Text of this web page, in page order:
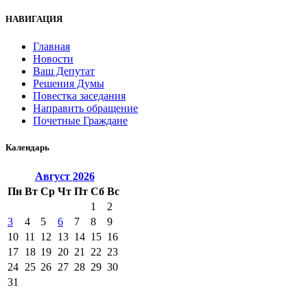
НАВИГАЦИЯ
Главная
Новости
Ваш Депутат
Решения Думы
Повестка заседания
Направить обращение
Почетные Граждане
Календарь
Август 2026
Пн Вт Ср Чт Пт Сб Вс
1
2
3
4 5 6 7 8
9
10 11 12 13 14 15 16
17 18 19 20 21 22 23
24 25 26 27 28 29 30
31